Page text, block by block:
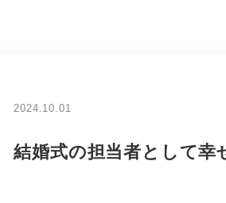
2024.10.01
結婚式の担当者として